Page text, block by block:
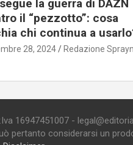
la guerra di DAZN
il “pezzotto”: cosa
chi continua a
28, 2024 Redazione
16947451007 -
considerarsi un